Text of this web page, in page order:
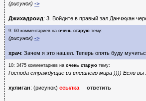
(рисунок) ->
Джихадроид: 3. Войдите в правый зал Данчжуан
9: 60 комментариев на очень старую тему:
(рисунок) ->
храч: Зачем я это нашел. Теперь опять буду
10: 3475 комментариев на очень старую тему:
Господа страждущие из внешнего мира )))) Если
хулиган: (рисунок) ссылка
ответить